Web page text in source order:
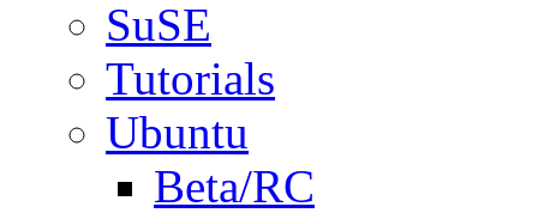
SuSE
Tutorials
Ubuntu
Beta/RC